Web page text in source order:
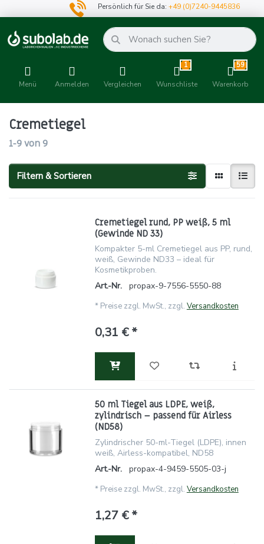
Persönlich für Sie da:+49 (0)7240-9445836
Menü Anmelden Vergleichen
1
Wunschliste
59
Warenkorb
Cremetiegel
1-9von 9
Filtern & Sortieren
Cremetiegel rund, PP weiß, 5 ml
(Gewinde ND 33)
Kompakter 5-ml Cremetiegel aus PP, rund,
weiß, Gewinde ND33 – ideal für
Kosmetikproben.
Art.-Nr.
propax-9-7556-5550-88
* Preise zzgl. MwSt., zzgl. Versandkosten
0,31 € *
50 ml Tiegel aus LDPE, weiß,
zylindrisch – passend für Airless
(ND58)
Zylindrischer 50-ml-Tiegel (LDPE), innen
weiß, Airless-kompatibel, ND58
Art.-Nr.
propax-4-9459-5505-03-j
* Preise zzgl. MwSt., zzgl. Versandkosten
1,27 € *